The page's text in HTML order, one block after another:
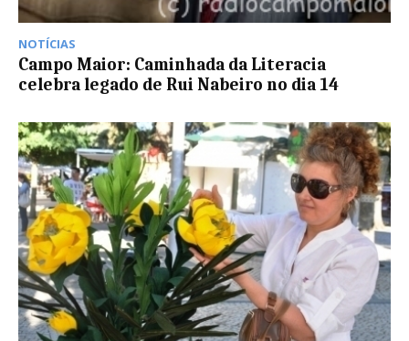
NOTÍCIAS
Campo Maior: Caminhada da Literacia
celebra legado de Rui Nabeiro no dia 14